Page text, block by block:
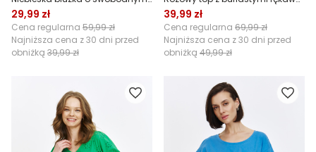
29,99 zł
Cena regularna 59,99 zł
Najniższa cena z 30 dni przed
obniżką 39,99 zł
39,99 zł
Cena regularna 69,99 zł
Najniższa cena z 30 dni przed
obniżką 49,99 zł